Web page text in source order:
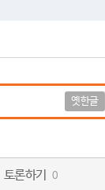
옛한글
토론하기 0